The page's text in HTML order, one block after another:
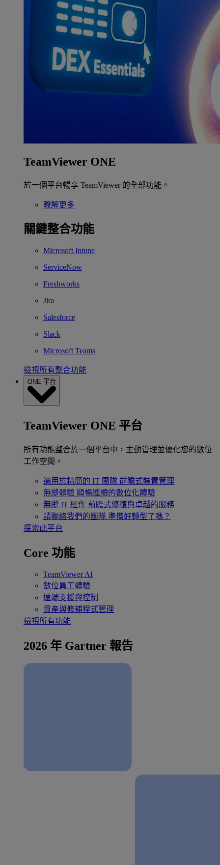
TeamViewer ONE
於一個平台暢享 TeamViewer 的全部功能。
瞭解更多
關鍵整合功能
Microsoft Intune
ServiceNow
Freshworks
Jira
Salesforce
Slack
Microsoft Teams
檢視所有整合功能
ONE 平台
TeamViewer ONE 平台
所有功能整合於一個平台中，主動管理並優化您的數位
工作空間。
適用於精簡的 IT 團隊 前瞻式裝置管理
無縫體驗 順暢連續的數位化體驗
無縫 IT 運作 前瞻式修復與卓越的服務
請聯絡我們的團隊 準備好轉型了嗎？
探索此平台
Core 功能
TeamViewer AI
數位員工體驗
遠端支援與控制
資產與修補程式管理
檢視所有功能
2026 年 Gartner 報告